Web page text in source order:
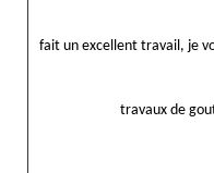
fait un excellent travail, je
travaux de